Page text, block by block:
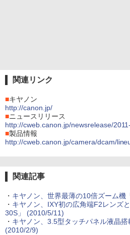
関連リンク
■キヤノン
http://canon.jp/
■ニュースリリース
http://cweb.canon.jp/newsrelease/
■製品情報
http://cweb.canon.jp/camera/dcam/
関連記事
・ キヤノン、世界最薄の10倍ズーム機
・ キヤノン、IXY初の広角端F2レンズ
30S」 (2010/5/11)
・ キヤノン、3.5型タッチパネル液晶搭
(2010/2/9)